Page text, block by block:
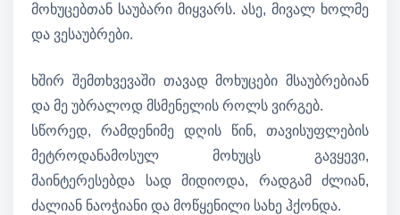
მოხუცებთან საუბარი მიყვარს. ასე, მივალ ხოლმე
და ვესაუბრები.
ხშირ შემთხვევაში თავად მოხუცები მსაუბრებიან
და მე უბრალოდ მსმენელის როლს ვირგებ.
სწორედ, რამდენიმე დღის წინ, თავისუფლების
მეტროდანამოსულ მოხუცს გავყევი,
მაინტერესებდა სად მიდიოდა, რადგამ ძლიან,
ძალიან ნაოჭიანი და მოწყენილი სახე ჰქონდა.